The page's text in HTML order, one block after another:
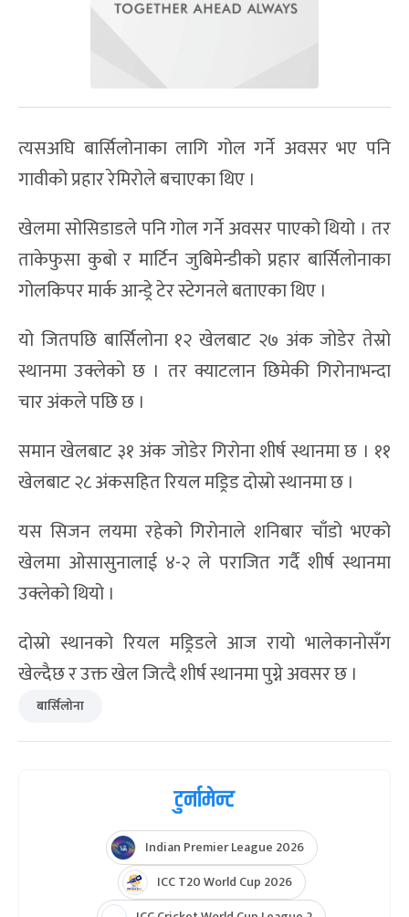
त्यसअघि बार्सिलोनाका लागि गोल गर्ने अवसर भए पनि
गावीको प्रहार रेमिरोले बचाएका थिए ।
खेलमा सोसिडाडले पनि गोल गर्ने अवसर पाएको थियो । तर
ताकेफुसा कुबो र मार्टिन जुबिमेन्डीको प्रहार बार्सिलोनाका
गोलकिपर मार्क आन्ड्रे टेर स्टेगनले बताएका थिए ।
यो जितपछि बार्सिलोना १२ खेलबाट २७ अंक जोडेर तेस्रो
स्थानमा उक्लेको छ । तर क्याटलान छिमेकी गिरोनाभन्दा
चार अंकले पछि छ ।
खेलबाट २८ अंकसहित रियल मड्रिड दोस्रो स्थानमा छ ।
यस सिजन लयमा रहेको गिरोनाले शनिबार चाँडो भएको
खेलमा ओसासुनालाई ४-२ ले पराजित गर्दै शीर्ष स्थानमा
उक्लेको थियो ।